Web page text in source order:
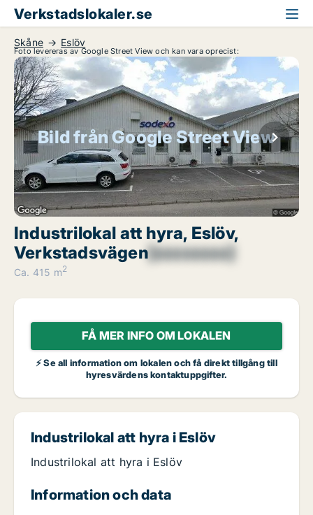
Verkstadslokaler.se
Skåne Eslöv
Foto levereras av Google Street View och kan vara oprecist:
Bild från Google Street View
Industrilokal att hyra, Eslöv,
Verkstadsvägen[xxxxxxxx]
Ca. 415 m2
FÅ MER INFO OM LOKALEN
⚡ Se all information om lokalen och få direkt tillgång till
hyresvärdens kontaktuppgifter.
Industrilokal att hyra i Eslöv
Industrilokal att hyra i Eslöv
Information och data